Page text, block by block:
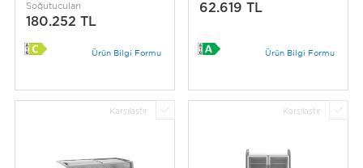
Soğutucuları
180.252 TL
Ürün Bilgi Formu
62.619 TL
Ürün Bilgi Formu
Karşılaştır Karşılaştır